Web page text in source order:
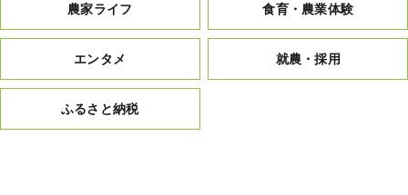
農家ライフ 食育・農業体験
エンタメ 就農・採用
ふるさと納税